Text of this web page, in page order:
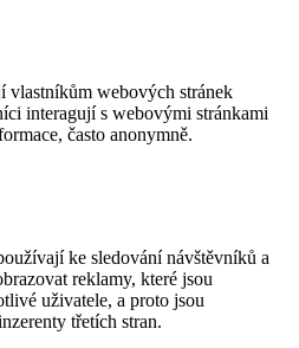
vlastníkům webových stránek
interagují s webovými stránkami
často anonymně.
ke sledování návštěvníků a
reklamy, které jsou
uživatele, a proto jsou
třetích stran.